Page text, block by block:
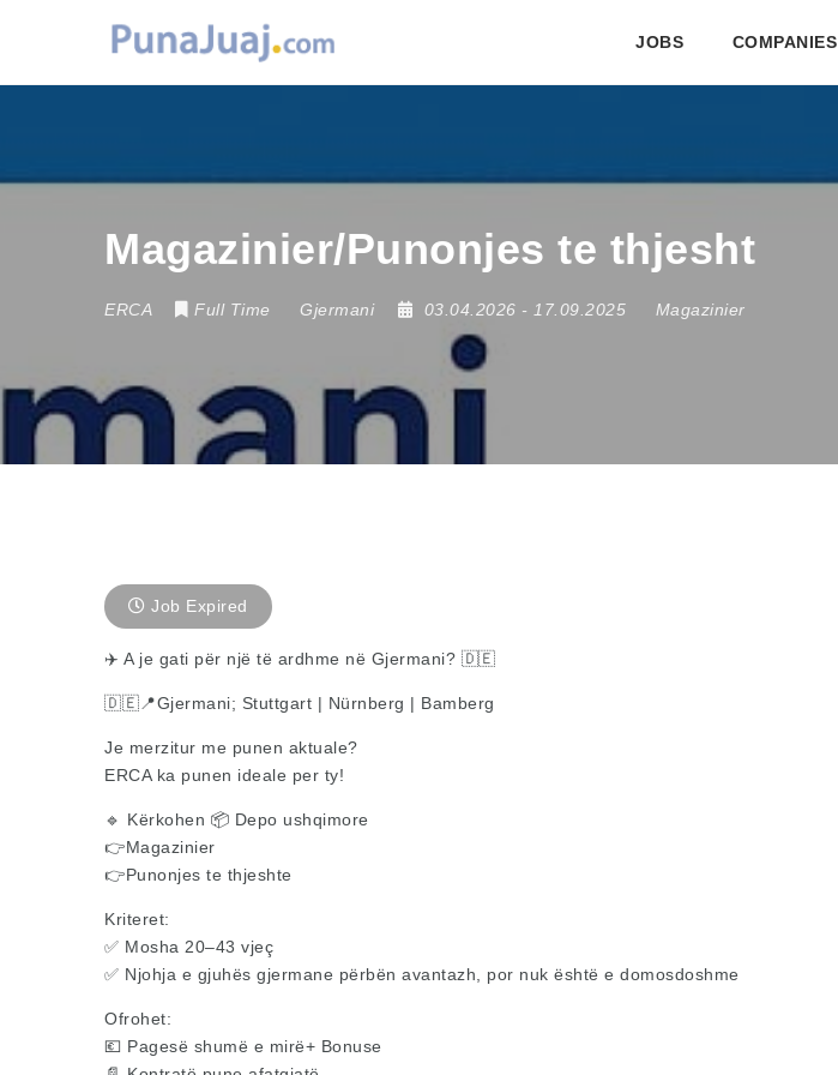
JOBS COMPANIES
Magazinier/Punonjes te thjesht
ERCA Full Time Gjermani 03.04.2026 - 17.09.2025 Magazinier
Job Expired
✈️ A je gati për një të ardhme në Gjermani? 🇩🇪
🇩🇪📍Gjermani; Stuttgart | Nürnberg | Bamberg
Je merzitur me punen aktuale?
ERCA ka punen ideale per ty!
🔹 Kërkohen 📦 Depo ushqimore
👉Magazinier
👉Punonjes te thjeshte
Kriteret:
✅ Mosha 20–43 vjeç
✅ Njohja e gjuhës gjermane përbën avantazh, por nuk është e domosdoshme
Ofrohet:
💶 Pagesë shumë e mirë+ Bonuse